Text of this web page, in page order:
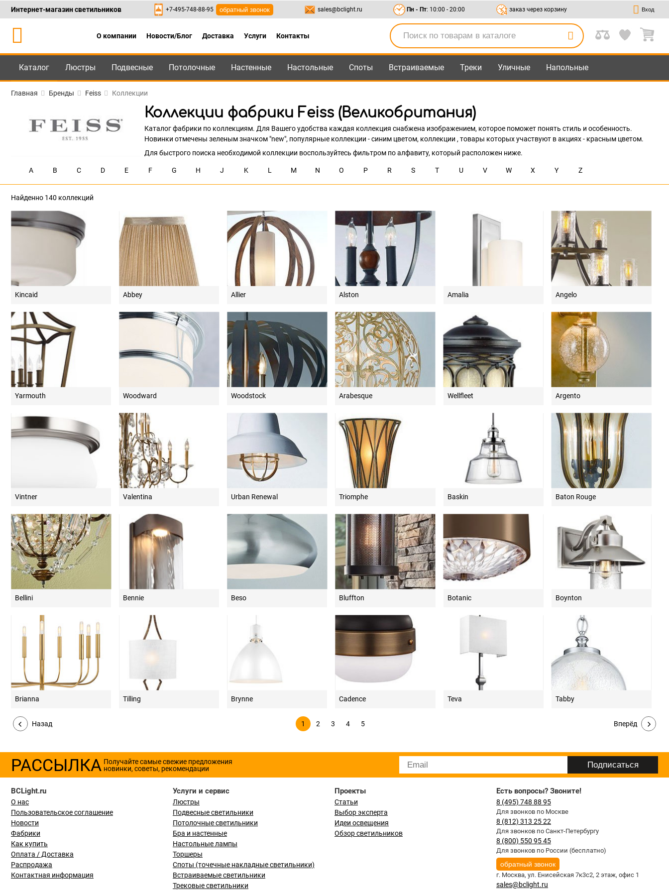
Каталог +7-495-748-88-95 ,8-800-550-95-45 sales@bclight.ru
Интернет-магазин светильников +7-495-748-88-95 обратный звонок sales@bclight.ru Пн - Пт: 10:00 - 20:00 заказ через корзину Вход
О компании Новости/Блог Доставка Услуги Контакты
Каталог Люстры Подвесные Потолочные Настенные Настольные Споты Встраиваемые Треки Уличные Напольные
Главная Бренды Feiss Коллекции
Коллекции фабрики Feiss (Великобритания)
Каталог фабрики по коллекциям. Для Вашего удобства каждая коллекция снабжена изображением, которое поможет понять стиль и особенность.
Новинки отмечены зеленым значком "new", популярные коллекции - синим цветом, коллекции , товары которых участвуют в акциях - красным цветом.
Для быстрого поиска необходимой коллекции воспользуйтесь фильтром по алфавиту, который расположен ниже.
A B C D E F G H J K L M N O P R S T U V W X Y Z
Найденно 140 коллекций
Kincaid Abbey Allier Alston Amalia Angelo
Yarmouth Woodward Woodstock Arabesque Wellfleet Argento
Vintner Valentina Urban Renewal Triomphe Baskin Baton Rouge
Bellini Bennie Beso Bluffton Botanic Boynton
Brianna Tilling Brynne Cadence Teva Tabby
Назад 1 2 3 4 5 Вперёд
РАССЫЛКА Получайте самые свежие предложения
новинки, советы, рекомендации
BCLight.ru
О нас
Пользовательское соглашение
Новости
Фабрики
Как купить
Оплата / Доставка
Распродажа
Контактная информация
Услуги и сервис
Люстры
Подвесные светильники
Потолочные светильники
Бра и настенные
Настольные лампы
Торшеры
Споты (точечные накладные светильники)
Встраиваемые светильники
Трековые светильники
Проекты
Статьи
Выбор эксперта
Идеи освещения
Обзор светильников
Есть вопросы? Звоните!
8 (495) 748 88 95
Для звонков по Москве
8 (812) 313 25 22
Для звонков по Санкт-Петербургу
8 (800) 550 95 45
Для звонков по России (бесплатно)
обратный звонок
г. Москва, ул. Енисейская 7к3с2, 2 этаж, офис 1
sales@bclight.ru